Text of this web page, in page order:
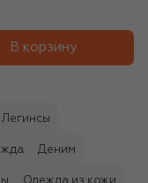
В корзину
Легинсы
Деним
Одежда из кожи